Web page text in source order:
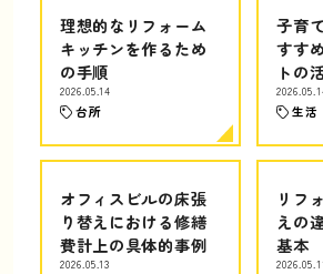
理想的なリフォーム
キッチンを作るため
の手順
2026.05.14
台所
子育
すす
トの
生活
オフィスビルの床張
り替えにおける修繕
費計上の具体的事例
2026.05.13
リフ
えの
基本